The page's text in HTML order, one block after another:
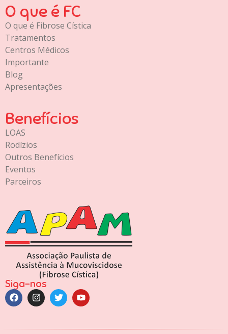
O que é FC
O que é Fibrose Cística
Tratamentos
Centros Médicos
Importante
Blog
Apresentações
Benefícios
LOAS
Rodízios
Outros Benefícios
Eventos
Parceiros
Siga-nos